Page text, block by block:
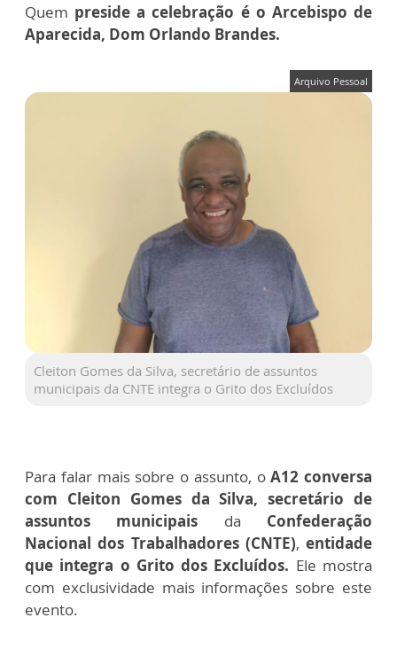
Quem preside a celebração é o Arcebispo de
Aparecida, Dom Orlando Brandes.
Arquivo Pessoal
Cleiton Gomes da Silva, secretário de assuntos
municipais da CNTE integra o Grito dos Excluídos
Para falar mais sobre o assunto, oA12 conversa
com Cleiton Gomes da Silva, secretário de
assuntos municipais da Confederação
Nacional dos Trabalhadores (CNTE), entidade
que integra o Grito dos Excluídos. Ele mostra
com exclusividade mais informações sobre este
evento.